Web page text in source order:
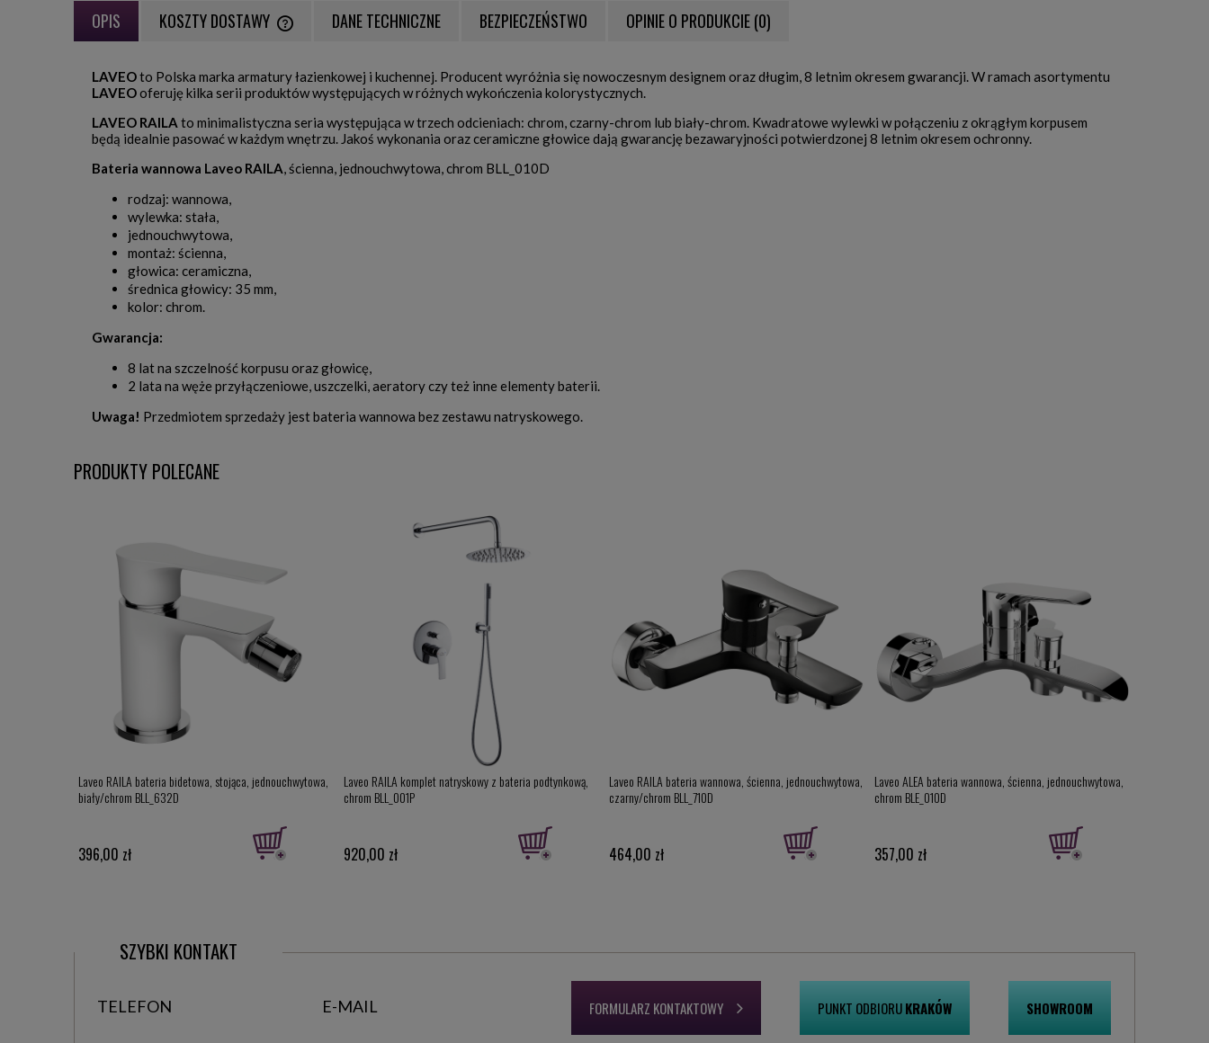
OPIS KOSZTY DOSTAWY
CENA NIE ZAWIERA EWENTUALNYCH KOSZTÓW
PŁATNOŚCI
DANE TECHNICZNE BEZPIECZEŃSTWO OPINIE O PRODUKCIE (0)
LAVEOto Polska marka armatury łazienkowej i kuchennej. Producent wyróżnia się nowoczesnym designem oraz długim, 8 letnim okresem gwarancji. W ramach asortymentu
LAVEOoferuję kilka serii produktów występujących w różnych wykończenia kolorystycznych.
LAVEO RAILA to minimalistyczna seria występująca w trzech odcieniach: chrom, czarny-chrom lub biały-chrom. Kwadratowe wylewki w połączeniu z okrągłym korpusem
będą idealnie pasować w każdym wnętrzu. Jakoś wykonania oraz ceramiczne głowice dają gwarancję bezawaryjności potwierdzonej 8 letnim okresem ochronny.
Bateria wannowa Laveo RAILA, ścienna, jednouchwytowa, chrom BLL_010D
rodzaj: wannowa,
wylewka: stała,
jednouchwytowa,
montaż: ścienna,
głowica: ceramiczna,
średnica głowicy: 35 mm,
kolor: chrom.
Gwarancja:
8 lat na szczelność korpusu oraz głowicę,
2 lata na węże przyłączeniowe, uszczelki, aeratory czy też inne elementy baterii.
Uwaga! Przedmiotem sprzedaży jest bateria wannowa bez zestawu natryskowego.
PRODUKTY POLECANE
Laveo RAILA bateria bidetowa, stojąca, jednouchwytowa,
biały/chrom BLL_632D
396,00 zł
Laveo RAILA komplet natryskowy z bateria podtynkową,
chrom BLL_001P
920,00 zł
Laveo RAILA bateria wannowa, ścienna, jednouchwytowa,
czarny/chrom BLL_710D
464,00 zł
Laveo ALEA bateria wannowa, ścienna, jednouchwytowa,
chrom BLE_010D
357,00 zł
SZYBKI KONTAKT
TELEFON E-MAIL FORMULARZ KONTAKTOWY PUNKT ODBIORUKRAKÓW SHOWROOM